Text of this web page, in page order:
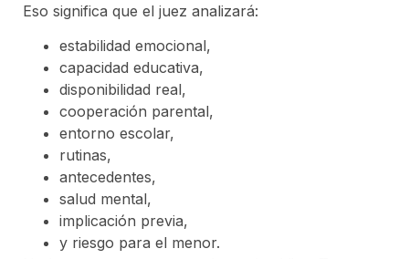
Eso significa que el juez analizará:
estabilidad emocional,
capacidad educativa,
disponibilidad real,
cooperación parental,
entorno escolar,
rutinas,
antecedentes,
salud mental,
implicación previa,
y riesgo para el menor.